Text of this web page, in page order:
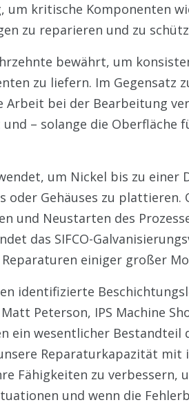
um kritische Komponenten
zu reparieren und zu
bewährt, um
zu liefern. Im Gegensatz
bei der Bearbeitung
– solange die
um Nickel bis zu
oder Gehäuses zu
und Neustarten des
das SIFCO-
einiger großer
identifizierte
Peterson, IPS Machine
ein wesentlicher Bestandteil
Reparaturkapazität
Fähigkeiten zu
und wenn die